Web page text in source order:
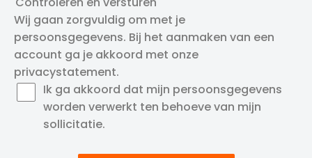
Wij gaan zorgvuldig om met je
persoonsgegevens. Bij het aanmaken van een
account ga je akkoord met onze
privacystatement.
Ik ga akkoord dat mijn persoonsgegevens
worden verwerkt ten behoeve van mijn
sollicitatie.